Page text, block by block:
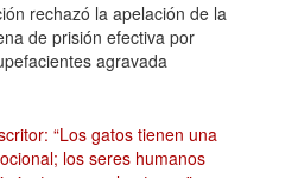
rechazó la apelación de la
de prisión efectiva por
agravada